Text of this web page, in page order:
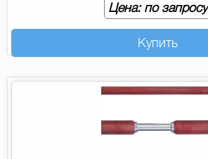
Цена: по запросу
Купить